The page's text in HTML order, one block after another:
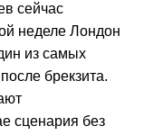
сейчас
неделе Лондон
из самых
брекзита.
сценария без